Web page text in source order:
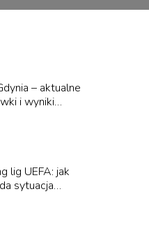
– aktualne
i wyniki
lig UEFA: jak
sytuacja